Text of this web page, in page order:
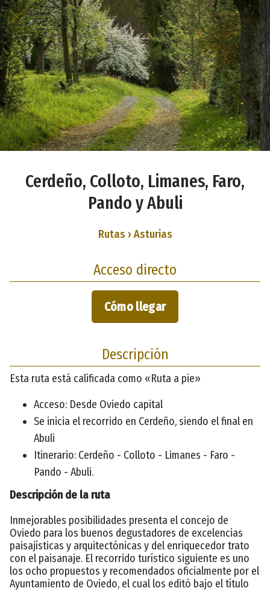
Cerdeño, Colloto, Limanes, Faro,
Pando y Abuli
Rutas › Asturias
Acceso directo
Cómo llegar
Descripción
Esta ruta está calificada como «Ruta a pie»
Acceso: Desde Oviedo capital
Se inicia el recorrido en Cerdeño, siendo el final en
Abuli
Itinerario: Cerdeño - Colloto - Limanes - Faro -
Pando - Abuli.
Descripción de la ruta
Inmejorables posibilidades presenta el concejo de
Oviedo para los buenos degustadores de excelencias
paisajísticas y arquitectónicas y del enriquecedor trato
con el paisanaje. El recorrido turístico siguiente es uno
los ocho propuestos y recomendados oficialmente por el
Ayuntamiento de Oviedo, el cual los editó bajo el título